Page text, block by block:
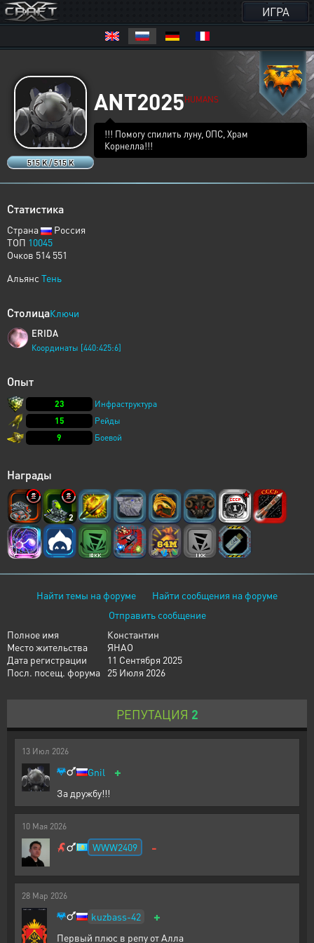
ИГРА
515 K / 515 K
ANT2025HUMANS
!!! Помогу спилить луну, ОПС, Храм
Корнелла!!!
Статистика
Страна
Россия
ТОП 10045
Очков 514 551
Альянс Тень
СтолицаКлючи
ERIDA
Координаты [440:425:6]
Опыт
23
Инфраструктура
15
Рейды
9
Боевой
Награды
2
Найти темы на форуме
Найти сообщения на форуме
Отправить сообщение
Полное имя
Константин
Место жительства
ЯНАО
Дата регистрации
11 Сентября 2025
Посл. посещ. форума
25 Июля 2026
РЕПУТАЦИЯ 2
13 Июл 2026
Gnil +
За дружбу!!!
10 Мая 2026
WWW2409 -
28 Мар 2026
kuzbass-42 +
Первый плюс в репу от Алла